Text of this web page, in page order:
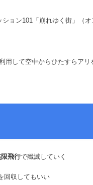
ション101「崩れゆく街」（
用して空中からひたすらア
飛行で殲滅していく
回収してもいい